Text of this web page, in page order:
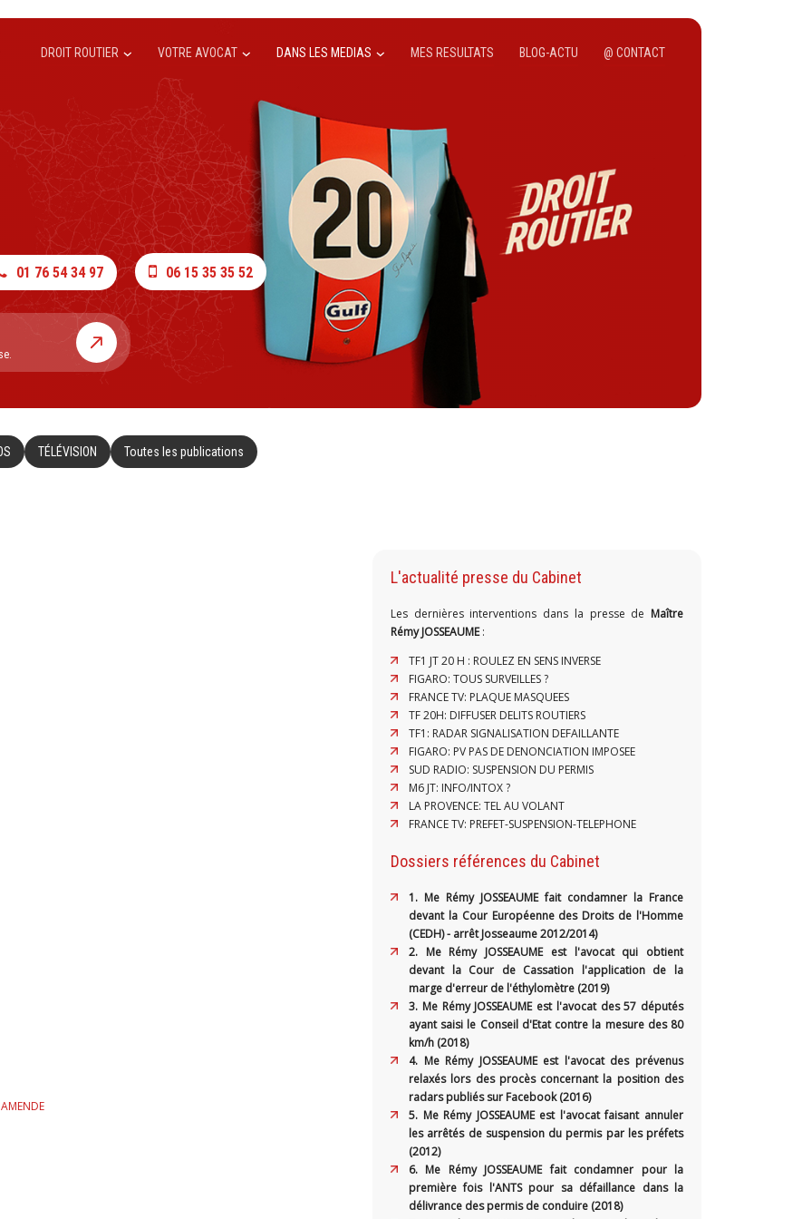
DROIT ROUTIER VOTRE AVOCAT DANS LES MEDIAS MES RESULTATS BLOG-ACTU @ CONTACT
01 76 54 34 97 06 15 35 35 52
TÉLÉVISION Toutes les publications
L'actualité presse du Cabinet
Les dernières interventions dans la presse de Maître
Rémy JOSSEAUME:
TF1 JT 20 H : ROULEZ EN SENS INVERSE
FIGARO: TOUS SURVEILLES ?
FRANCE TV: PLAQUE MASQUEES
TF 20H: DIFFUSER DELITS ROUTIERS
TF1: RADAR SIGNALISATION DEFAILLANTE
FIGARO: PV PAS DE DENONCIATION IMPOSEE
SUD RADIO: SUSPENSION DU PERMIS
M6 JT: INFO/INTOX ?
LA PROVENCE: TEL AU VOLANT
FRANCE TV: PREFET-SUSPENSION-TELEPHONE
Dossiers références du Cabinet
1. Me Rémy JOSSEAUME fait condamner la France
devant la Cour Européenne des Droits de l'Homme
(CEDH) - arrêt Josseaume 2012/2014)
2. Me Rémy JOSSEAUME est l'avocat qui obtient
devant la Cour de Cassation l'application de la
marge d'erreur de l'éthylomètre (2019)
3. Me Rémy JOSSEAUME est l'avocat des 57 députés
ayant saisi le Conseil d'Etat contre la mesure des 80
km/h (2018)
4. Me Rémy JOSSEAUME est l'avocat des prévenus
relaxés lors des procès concernant la position des
radars publiés sur Facebook (2016)
5. Me Rémy JOSSEAUME est l'avocat faisant annuler
les arrêtés de suspension du permis par les préfets
(2012)
6. Me Rémy JOSSEAUME fait condamner pour la
première fois l'ANTS pour sa défaillance dans la
délivrance des permis de conduire (2018)